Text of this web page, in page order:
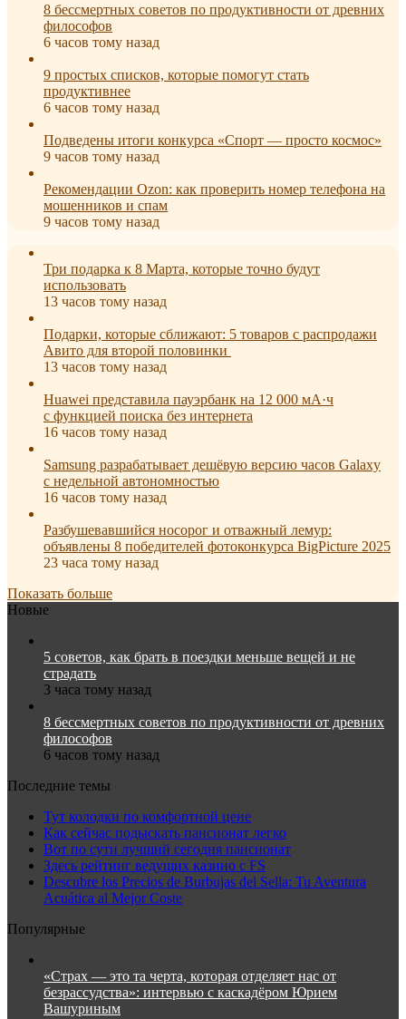
8 бессмертных советов по продуктивности от древних
философов
6 часов тому назад
9 простых списков, которые помогут стать
продуктивнее
6 часов тому назад
Подведены итоги конкурса «Спорт — просто космос»
9 часов тому назад
Рекомендации Ozon: как проверить номер телефона на
мошенников и спам
9 часов тому назад
Три подарка к 8 Марта, которые точно будут
использовать
13 часов тому назад
Подарки, которые сближают: 5 товаров с распродажи
Авито для второй половинки
13 часов тому назад
Huawei представила пауэрбанк на 12 000 мА·ч
с функцией поиска без интернета
16 часов тому назад
Samsung разрабатывает дешёвую версию часов Galaxy
с недельной автономностью
16 часов тому назад
Разбушевавшийся носорог и отважный лемур:
объявлены 8 победителей фотоконкурса BigPicture 2025
23 часа тому назад
Показать больше
Новые
5 советов, как брать в поездки меньше вещей и не
страдать
3 часа тому назад
8 бессмертных советов по продуктивности от древних
философов
6 часов тому назад
Последние темы
Тут колодки по комфортной цене
Как сейчас подыскать пансионат легко
Вот по сути лучший сегодня пансионат
Здесь рейтинг ведущих казино с FS
Descubre los Precios de Burbujas del Sella: Tu Aventura
Acuática al Mejor Coste
Популярные
«Страх — это та черта, которая отделяет нас от
безрассудства»: интервью с каскадёром Юрием
Вашуриным